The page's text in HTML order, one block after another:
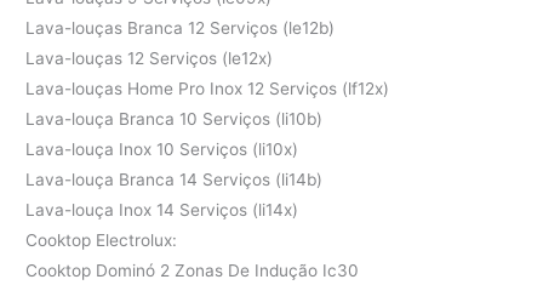
Lava-louças Branca 12 Serviços (le12b)
Lava-louças 12 Serviços (le12x)
Lava-louças Home Pro Inox 12 Serviços (lf12x)
Lava-louça Branca 10 Serviços (li10b)
Lava-louça Inox 10 Serviços (li10x)
Lava-louça Branca 14 Serviços (li14b)
Lava-louça Inox 14 Serviços (li14x)
Cooktop Electrolux:
Cooktop Dominó 2 Zonas De Indução Ic30